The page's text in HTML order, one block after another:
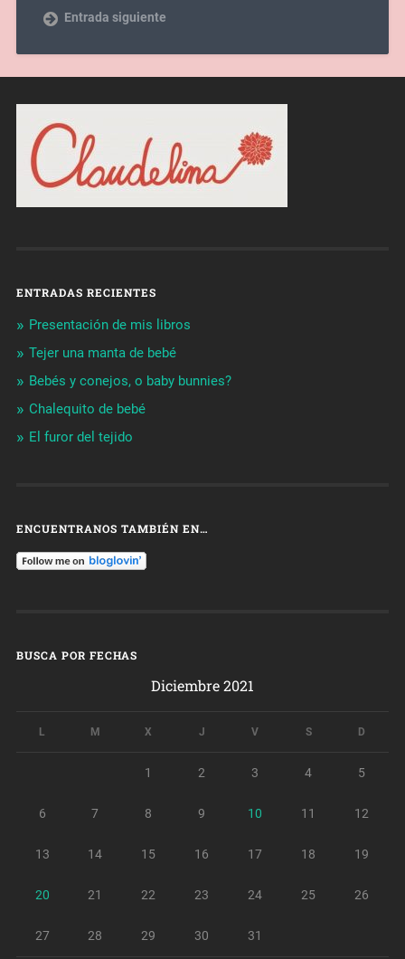
Entrada siguiente
ENTRADAS RECIENTES
Presentación de mis libros
Tejer una manta de bebé
Bebés y conejos, o baby bunnies?
Chalequito de bebé
El furor del tejido
ENCUENTRANOS TAMBIÉN EN…
BUSCA POR FECHAS
Diciembre 2021
L M X J V S D
1 2 3 4 5
6 7 8 9 10 11 12
13 14 15 16 17 18 19
20 21 22 23 24 25 26
27 28 29 30 31